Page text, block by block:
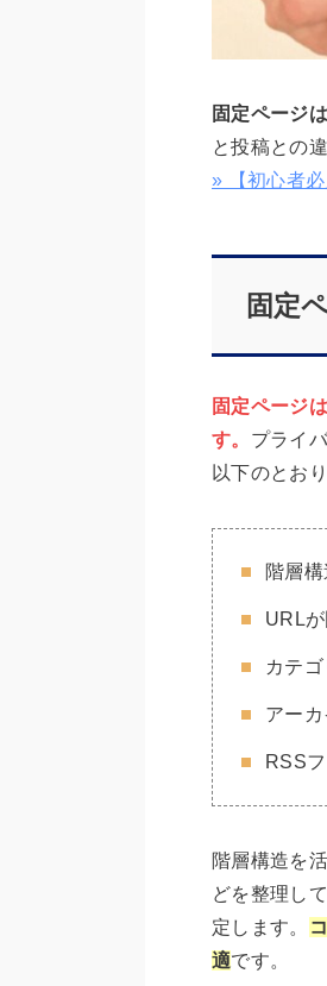
固定ページ
と投稿との
» 【初心者
固定
固定ページ
す。 プライ
以下のとおり
階層
URL
カテ
アー
RSS
階層構造を
どを整理し
定します。
適です。